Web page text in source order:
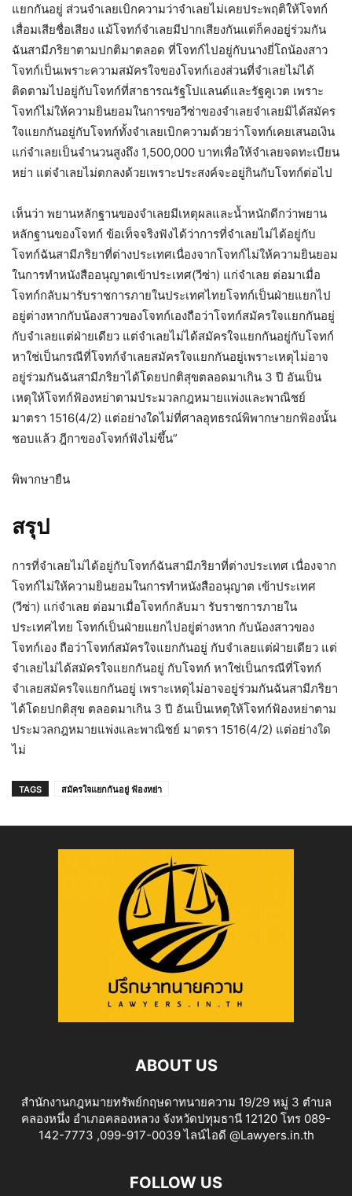
แยกกันอยู่ ส่วนจำเลยเบิกความว่าจำเลยไม่เคยประพฤติให้โจทก์
เสื่อมเสียชื่อเสียง แม้โจทก์จำเลยมีปากเสียงกันแต่ก็คงอยู่ร่วมกัน
ฉันสามีภริยาตามปกติมาตลอด ที่โจทก์ไปอยู่กับนางยี่โถน้องสาว
โจทก์เป็นเพราะความสมัครใจของโจทก์เองส่วนที่จำเลยไม่ได้
ติดตามไปอยู่กับโจทก์ที่สาธารณรัฐโปแลนด์และรัฐคูเวต เพราะ
โจทก์ไม่ให้ความยินยอมในการขอวีซ่าของจำเลยจำเลยมิได้สมัคร
ใจแยกกันอยู่กับโจทก์ทั้งจำเลยเบิกความด้วยว่าโจทก์เคยเสนอเงิน
แก่จำเลยเป็นจำนวนสูงถึง 1,500,000 บาทเพื่อให้จำเลยจดทะเบียน
หย่า แต่จำเลยไม่ตกลงด้วยเพราะประสงค์จะอยู่กินกับโจทก์ต่อไป
เห็นว่า พยานหลักฐานของจำเลยมีเหตุผลและน้ำหนักดีกว่าพยาน
หลักฐานของโจทก์ ข้อเท็จจริงฟังได้ว่าการที่จำเลยไม่ได้อยู่กับ
โจทก์ฉันสามีภริยาที่ต่างประเทศเนื่องจากโจทก์ไม่ให้ความยินยอม
ในการทำหนังสืออนุญาตเข้าประเทศ(วีซ่า) แก่จำเลย ต่อมาเมื่อ
โจทก์กลับมารับราชการภายในประเทศไทยโจทก์เป็นฝ่ายแยกไป
อยู่ต่างหากกับน้องสาวของโจทก์เองถือว่าโจทก์สมัครใจแยกกันอยู่
กับจำเลยแต่ฝ่ายเดียว แต่จำเลยไม่ได้สมัครใจแยกกันอยู่กับโจทก์
หาใช่เป็นกรณีที่โจทก์จำเลยสมัครใจแยกกันอยู่เพราะเหตุไม่อาจ
อยู่ร่วมกันฉันสามีภริยาได้โดยปกติสุขตลอดมาเกิน 3 ปี อันเป็น
เหตุให้โจทก์ฟ้องหย่าตามประมวลกฎหมายแพ่งและพาณิชย์
มาตรา 1516(4/2) แต่อย่างใดไม่ที่ศาลอุทธรณ์พิพากษายกฟ้องนั้น
ชอบแล้ว ฎีกาของโจทก์ฟังไม่ขึ้น”
พิพากษายืน
สรุป
การที่จำเลยไม่ได้อยู่กับโจทก์ฉันสามีภริยาที่ต่างประเทศ เนื่องจาก
โจทก์ไม่ให้ความยินยอมในการทำหนังสืออนุญาต เข้าประเทศ
(วีซ่า) แก่จำเลย ต่อมาเมื่อโจทก์กลับมา รับราชการภายใน
ประเทศไทย โจทก์เป็นฝ่ายแยกไปอยู่ต่างหาก กับน้องสาวของ
โจทก์เอง ถือว่าโจทก์สมัครใจแยกกันอยู่ กับจำเลยแต่ฝ่ายเดียว แต่
จำเลยไม่ได้สมัครใจแยกกันอยู่ กับโจทก์ หาใช่เป็นกรณีที่โจทก์
จำเลยสมัครใจแยกกันอยู่ เพราะเหตุไม่อาจอยู่ร่วมกันฉันสามีภริยา
ได้โดยปกติสุข ตลอดมาเกิน 3 ปี อันเป็นเหตุให้โจทก์ฟ้องหย่าตาม
ประมวลกฎหมายแพ่งและพาณิชย์ มาตรา 1516(4/2) แต่อย่างใด
ไม่
TAGS สมัครใจแยกกันอยู่ ฟ้องหย่า
ABOUT US
สำนักงานกฎหมายทรัพย์กฤษดาทนายความ 19/29 หมู่ 3 ตำบล
คลองหนึ่ง อำเภอคลองหลวง จังหวัดปทุมธานี 12120 โทร 089-
142-7773 ,099-917-0039 ไลน์ไอดี @Lawyers.in.th
FOLLOW US